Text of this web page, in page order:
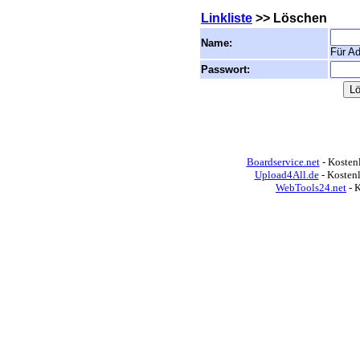
Linkliste >> Löschen
Name:
Für
Passwort:
Boardservice.net-
Upload4All.de-
WebTools24.net -